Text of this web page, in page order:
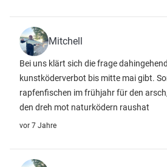
Mitchell
Bei uns klärt sich die frage
kunstköderverbot bis mitte mai gibt.
rapfenfischen im frühjahr für den
den dreh mot naturködern raushat
vor 7 Jahre